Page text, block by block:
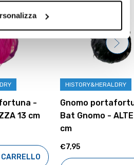
HISTORY&HERALDRY
Gnomo portafortuna -
Bat Gnomo - ALTEZZA 13
€7,95